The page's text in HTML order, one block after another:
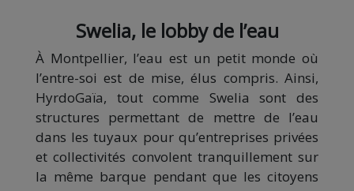
Swelia, le lobby de l’eau
À Montpellier, l’eau est un petit monde où
l’entre-soi est de mise, élus compris. Ainsi,
HyrdoGaïa, tout comme Swelia sont des
structures permettant de mettre de l’eau
dans les tuyaux pour qu’entreprises privées
et collectivités convolent tranquillement sur
la même barque pendant que les citoyens